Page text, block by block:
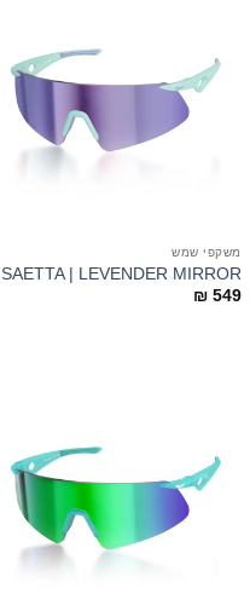
משקפי שמש
SAETTA | LEVENDER MIRROR
₪ 549